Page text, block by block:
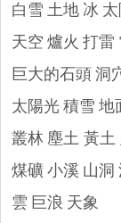
白雪 土地 冰
天空 爐火 打雷
巨大的石頭 洞
太陽光 積雪 地
叢林 塵土 黃土
煤礦 小溪 山洞
雲 巨浪 天象